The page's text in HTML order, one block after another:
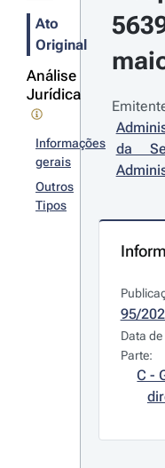
Ato
Original
Análise
Jurídica
Informações
gerais
Outros
Tipos
da
95/
Data
Parte:
C -